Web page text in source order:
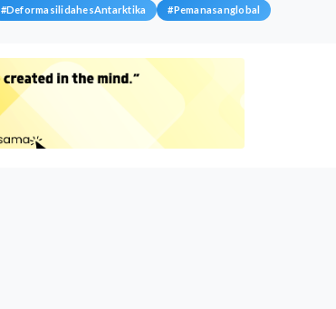
#DeformasilidahesAntarktika #Pemanasanglobal